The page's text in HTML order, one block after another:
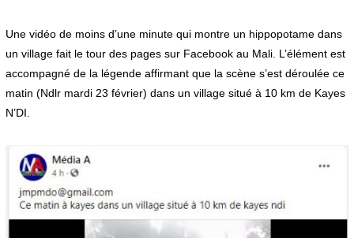
0
1
Une vidéo de moins d’une minute qui montre un hippopotame dans
un village fait le tour des pages sur Facebook au Mali. L’élément est
accompagné de la légende affirmant que la scène s’est déroulée ce
matin (Ndlr mardi 23 février) dans un village situé à 10 km de Kayes
N’DI.